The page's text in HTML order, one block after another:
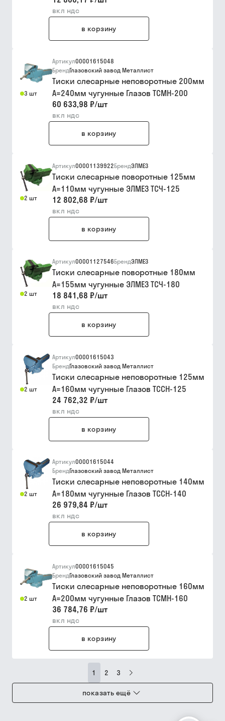
вкл ндс
в корзину
3 шт
Артикул00001615048
БрендГлазовский завод Металлист
Тиски слесарные неповоротные 200мм
А=240мм чугунные Глазов ТСМН-200
60 633,98 ₽/шт
вкл ндс
в корзину
2 шт
Артикул00001139922БрендЭЛМЕЗ
Тиски слесарные поворотные 125мм
А=110мм чугунные ЭЛМЕЗ ТСЧ-125
12 802,68 ₽/шт
вкл ндс
в корзину
2 шт
Артикул00001127546БрендЭЛМЕЗ
Тиски слесарные поворотные 180мм
А=155мм чугунные ЭЛМЕЗ ТСЧ-180
18 841,68 ₽/шт
вкл ндс
в корзину
2 шт
Артикул00001615043
БрендГлазовский завод Металлист
Тиски слесарные неповоротные 125мм
А=160мм чугунные Глазов ТССН-125
24 762,32 ₽/шт
вкл ндс
в корзину
2 шт
Артикул00001615044
БрендГлазовский завод Металлист
Тиски слесарные неповоротные 140мм
А=180мм чугунные Глазов ТССН-140
26 979,84 ₽/шт
вкл ндс
в корзину
2 шт
Артикул00001615045
БрендГлазовский завод Металлист
Тиски слесарные неповоротные 160мм
А=200мм чугунные Глазов ТСМН-160
36 784,76 ₽/шт
вкл ндс
в корзину
1 2 3
показать ещё